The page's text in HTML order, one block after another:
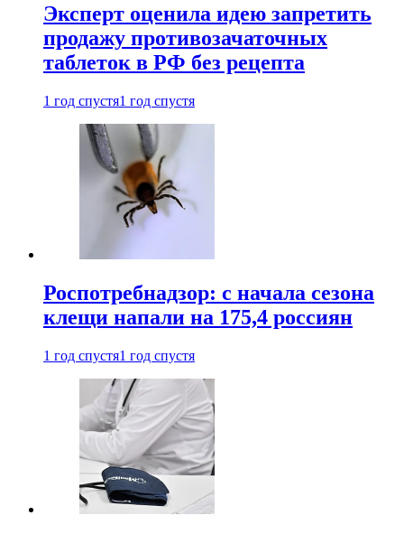
Эксперт оценила идею запретить
продажу противозачаточных
таблеток в РФ без рецепта
1 год спустя1 год спустя
Роспотребнадзор: с начала сезона
клещи напали на 175,4 россиян
1 год спустя1 год спустя